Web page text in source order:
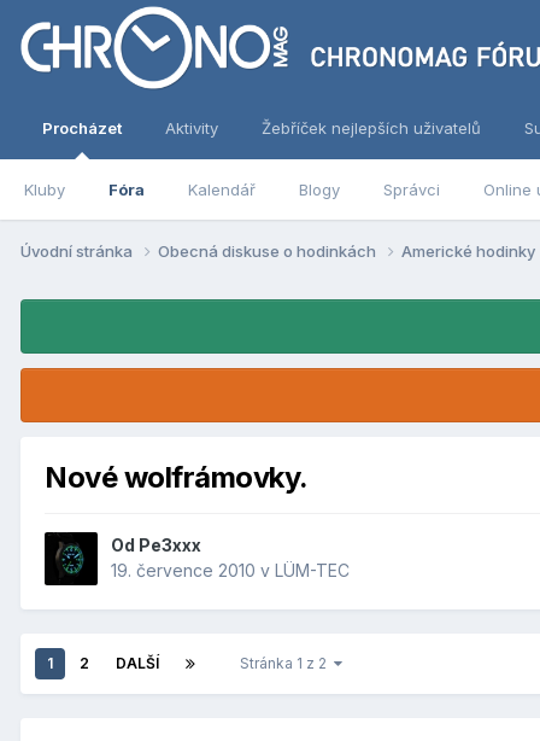
Procházet
Kluby Fóra Kalendář Blogy Správci Online
Aktivity Žebříček nejlepších uživatelů
Úvodní stránka Obecná diskuse o hodinkách Americké hodinky
Nové wolfrámovky.
Od Pe3xxx
19. července 2010 v LÜM-TEC
1 2 DALŠÍ Stránka 1 z 2